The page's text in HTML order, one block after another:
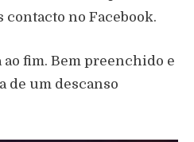
no Facebook.
ao fim. Bem preenchido e
de um descanso